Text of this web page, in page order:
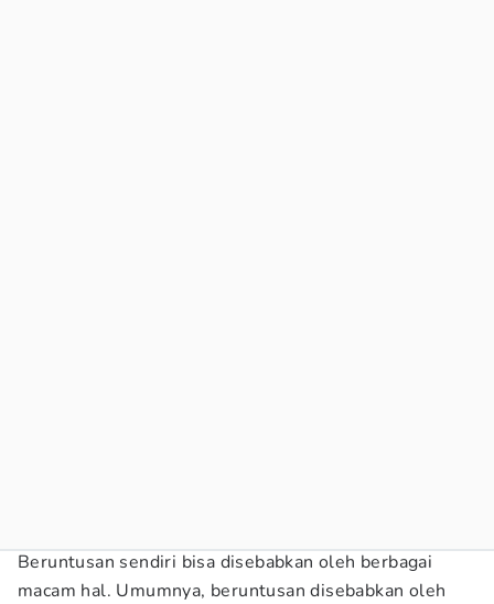
Beruntusan sendiri bisa disebabkan oleh berbagai
macam hal. Umumnya, beruntusan disebabkan oleh